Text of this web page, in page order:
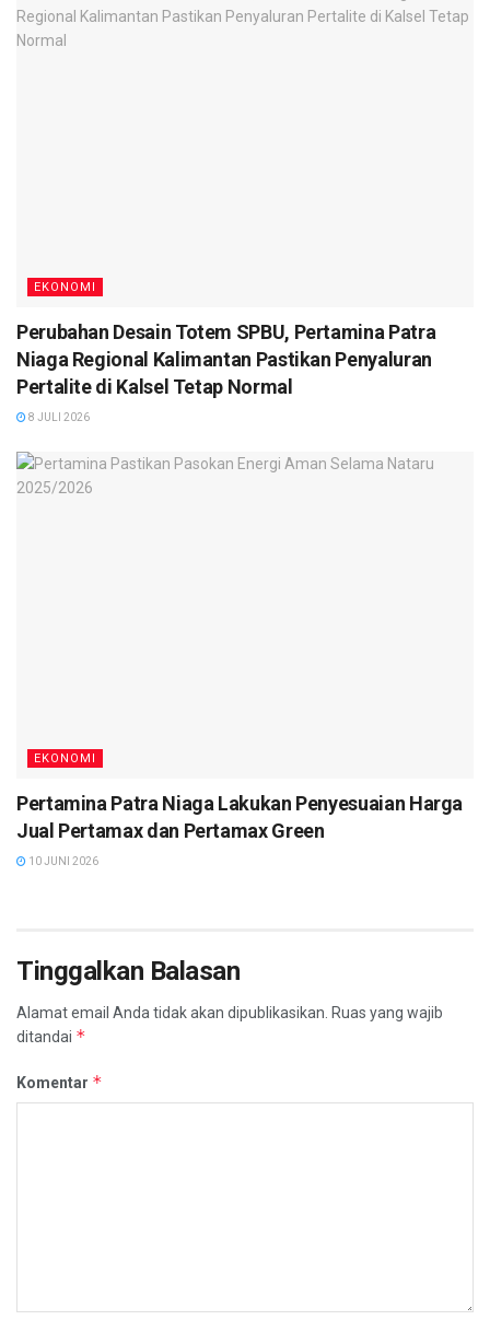
EKONOMI
Perubahan Desain Totem SPBU, Pertamina Patra
Niaga Regional Kalimantan Pastikan Penyaluran
Pertalite di Kalsel Tetap Normal
8 JULI 2026
EKONOMI
Pertamina Patra Niaga Lakukan Penyesuaian Harga
Jual Pertamax dan Pertamax Green
10 JUNI 2026
Tinggalkan Balasan
Alamat email Anda tidak akan dipublikasikan. Ruas yang wajib
ditandai *
Komentar *